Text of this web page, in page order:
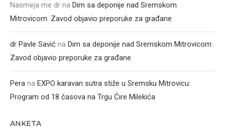
Nasmeja me dr na Dim sa deponije nad Sremskom
Mitrovicom: Zavod objavio preporuke za građane
dr Pavle Savić na Dim sa deponije nad Sremskom Mitrovicom:
Zavod objavio preporuke za građane
Pera na EXPO karavan sutra stiže u Sremsku Mitrovicu:
Program od 18 časova na Trgu Ćire Milekića
ANKETA